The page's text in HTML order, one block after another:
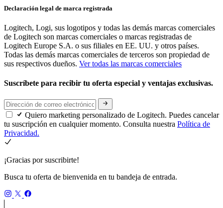
Declaración legal de marca registrada
Logitech, Logi, sus logotipos y todas las demás marcas comerciales
de Logitech son marcas comerciales o marcas registradas de
Logitech Europe S.A. o sus filiales en EE. UU. y otros países.
Todas las demás marcas comerciales de terceros son propiedad de
sus respectivos dueños. Ver todas las marcas comerciales
Suscríbete para recibir tu oferta especial y ventajas exclusivas.
Quiero marketing personalizado de Logitech. Puedes cancelar
tu suscripción en cualquier momento. Consulta nuestra Política de
Privacidad.
¡Gracias por suscribirte!
Busca tu oferta de bienvenida en tu bandeja de entrada.